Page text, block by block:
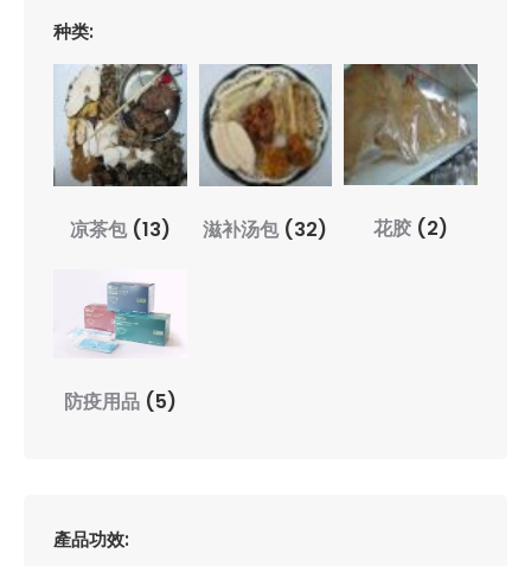
种类:
凉茶包 (13) 滋补汤包 (32) 花胶 (2)
防疫用品 (5)
產品功效: